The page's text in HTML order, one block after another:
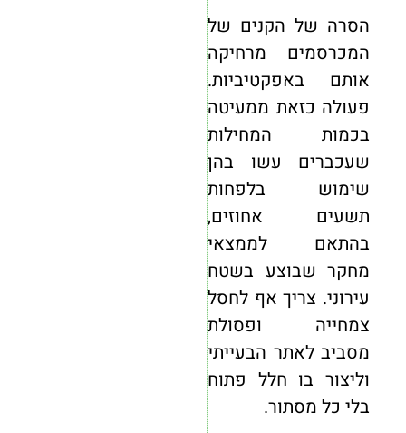
הסרה של הקנים של
המכרסמים מרחיקה
אותם באפקטיביות.
פעולה כזאת ממעיטה
בכמות המחילות
שעכברים עשו בהן
שימוש בלפחות
תשעים אחוזים,
בהתאם לממצאי
מחקר שבוצע בשטח
עירוני. צריך אף לחסל
צמחייה ופסולת
מסביב לאתר הבעייתי
וליצור בו חלל פתוח
בלי כל מסתור.